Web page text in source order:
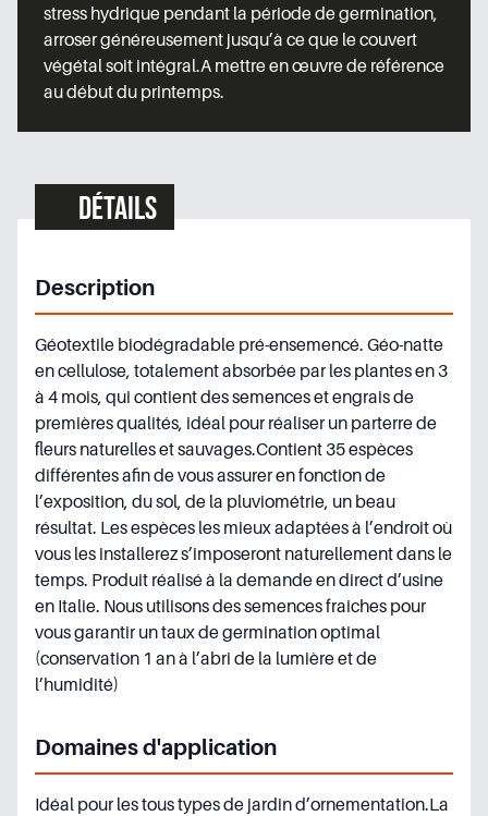
stress hydrique pendant la période de germination,
arroser généreusement jusqu’à ce que le couvert
végétal soit intégral.A mettre en œuvre de référence
au début du printemps.
Détails
Description
Géotextile biodégradable pré-ensemencé. Géo-natte
en cellulose, totalement absorbée par les plantes en 3
à 4 mois, qui contient des semences et engrais de
premières qualités, idéal pour réaliser un parterre de
fleurs naturelles et sauvages.Contient 35 espèces
différentes afin de vous assurer en fonction de
l’exposition, du sol, de la pluviométrie, un beau
résultat. Les espèces les mieux adaptées à l’endroit où
vous les installerez s’imposeront naturellement dans le
temps. Produit réalisé à la demande en direct d’usine
en Italie. Nous utilisons des semences fraiches pour
vous garantir un taux de germination optimal
(conservation 1 an à l’abri de la lumière et de
l’humidité)
Domaines d'application
Idéal pour les tous types de jardin d’ornementation.La